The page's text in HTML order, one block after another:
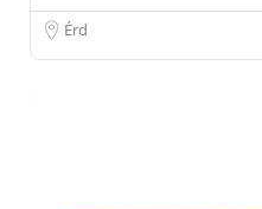
Érd